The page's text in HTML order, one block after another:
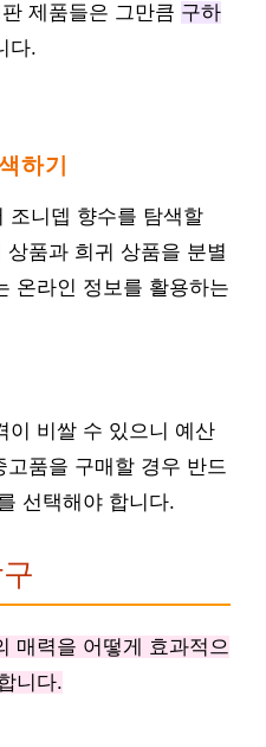
제품들은 그만큼 구하
다.
하기
조니뎁 향수를 탐색할
품과 희귀 상품을 분별
온라인 정보를 활용하는
이 비쌀 수 있으니 예산
품을 구매할 경우 반드
선택해야 합니다.
매력을 어떻게 효과적으
니다.